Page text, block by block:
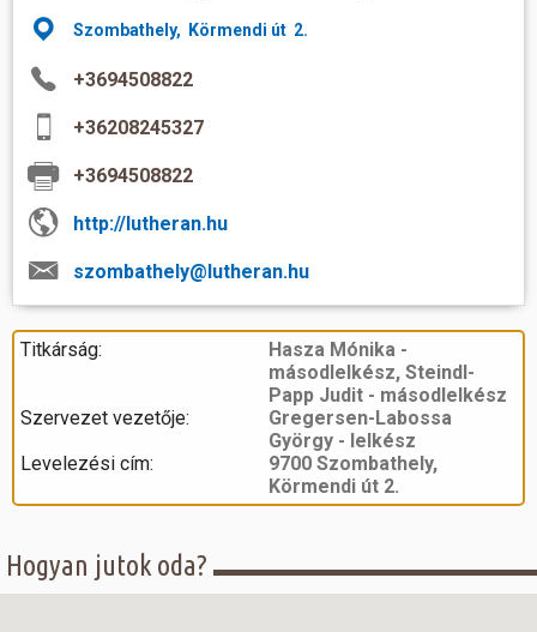
Szombathely, Körmendi út 2.
+3694508822
+36208245327
+3694508822
http://lutheran.hu
szombathely@lutheran.hu
Titkárság:
Hasza Mónika -
másodlelkész, Steindl-
Papp Judit - másodlelkész
Szervezet vezetője:
Gregersen-Labossa
György - lelkész
Levelezési cím:
9700 Szombathely,
Körmendi út 2.
Hogyan jutok oda?